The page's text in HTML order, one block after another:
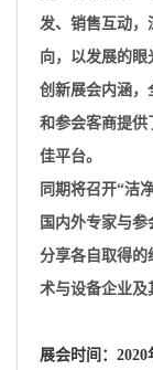
发、销售互动，
向，以发展的眼
创新展会内涵，
和参会客商提供
佳平台。
同期将召开“洁
国内外专家与参
分享各自取得的
术与设备企业及
展会时间： 2020